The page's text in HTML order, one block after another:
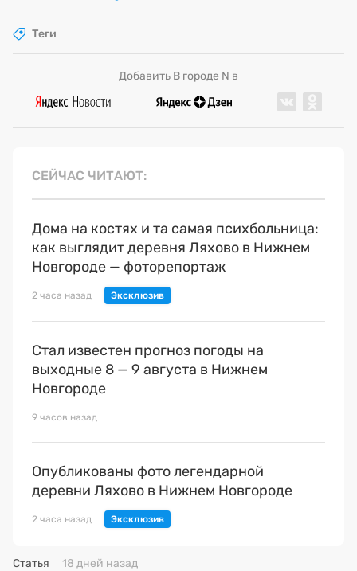
Теги
Добавить В городе N в
СЕЙЧАС ЧИТАЮТ
Дома на костях и та самая психбольница:
как выглядит деревня Ляхово в Нижнем
Новгороде — фоторепортаж
2 часа назад
Стал известен прогноз погоды на
выходные 8 — 9 августа в Нижнем
Новгороде
9 часов назад
Опубликованы фото легендарной
деревни Ляхово в Нижнем Новгороде
2 часа назад
Статья 18 дней назад